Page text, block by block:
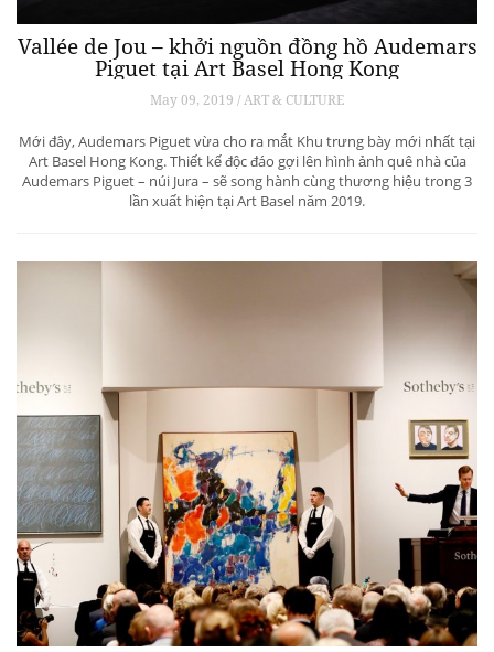
Vallée de Jou – khởi nguồn đồng hồ Audemars
Piguet tại Art Basel Hong Kong
May 09, 2019 / ART & CULTURE
Mới đây, Audemars Piguet vừa cho ra mắt Khu trưng bày mới nhất tại
Art Basel Hong Kong. Thiết kế độc đáo gợi lên hình ảnh quê nhà của
Audemars Piguet – núi Jura – sẽ song hành cùng thương hiệu trong 3
lần xuất hiện tại Art Basel năm 2019.